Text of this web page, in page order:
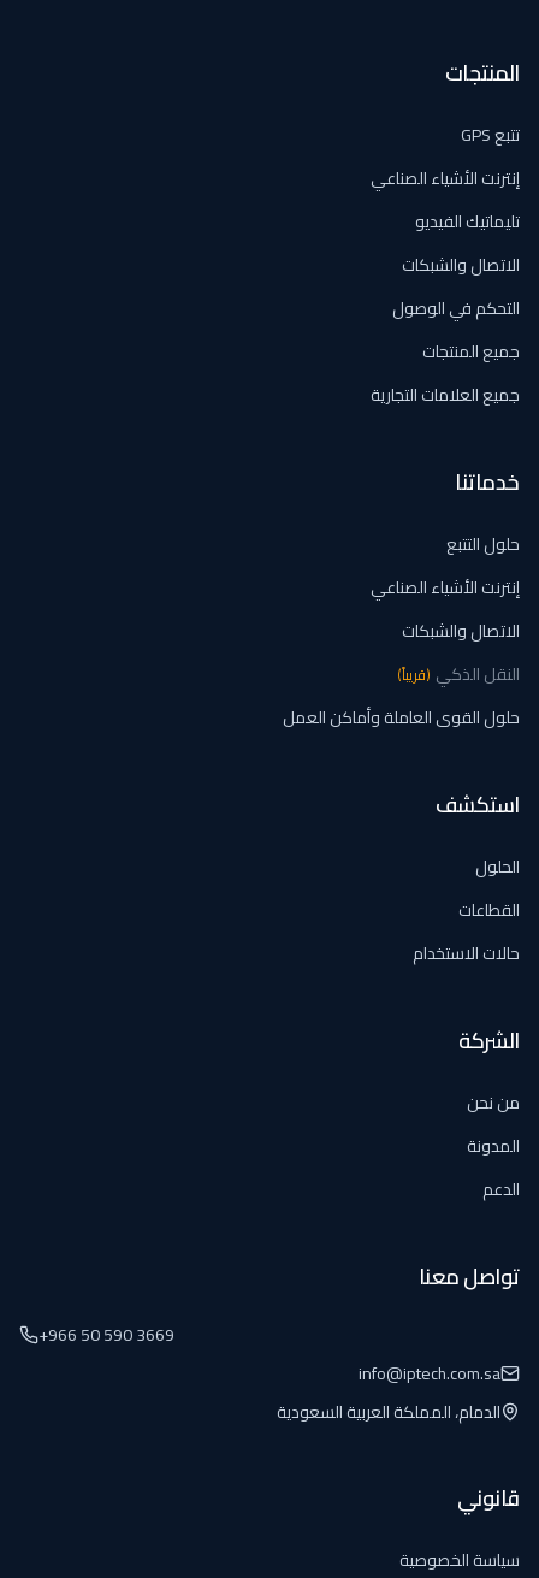
المنتجات
تتبع GPS
إنترنت الأشياء الصناعي
تليماتيك الفيديو
الاتصال والشبكات
التحكم في الوصول
جميع المنتجات
جميع العلامات التجارية
خدماتنا
حلول التتبع
إنترنت الأشياء الصناعي
الاتصال والشبكات
النقل الذكي (قريباً)
حلول القوى العاملة وأماكن العمل
استكشف
الحلول
القطاعات
حالات الاستخدام
الشركة
من نحن
المدونة
الدعم
تواصل معنا
+966 50 590 3669
info@iptech.com.sa
الدمام، المملكة العربية السعودية
قانوني
سياسة الخصوصية